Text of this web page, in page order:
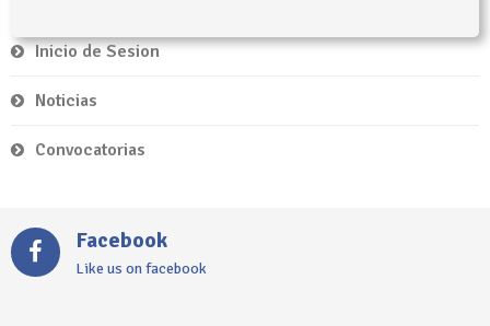
Inicio de Sesion
Noticias
Convocatorias
Facebook
Like us on facebook